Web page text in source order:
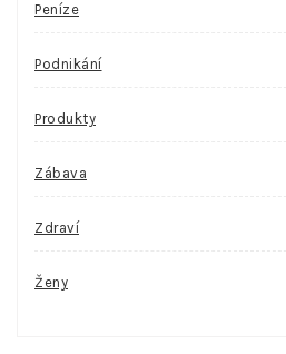
Peníze
Podnikání
Produkty
Zábava
Zdraví
Ženy